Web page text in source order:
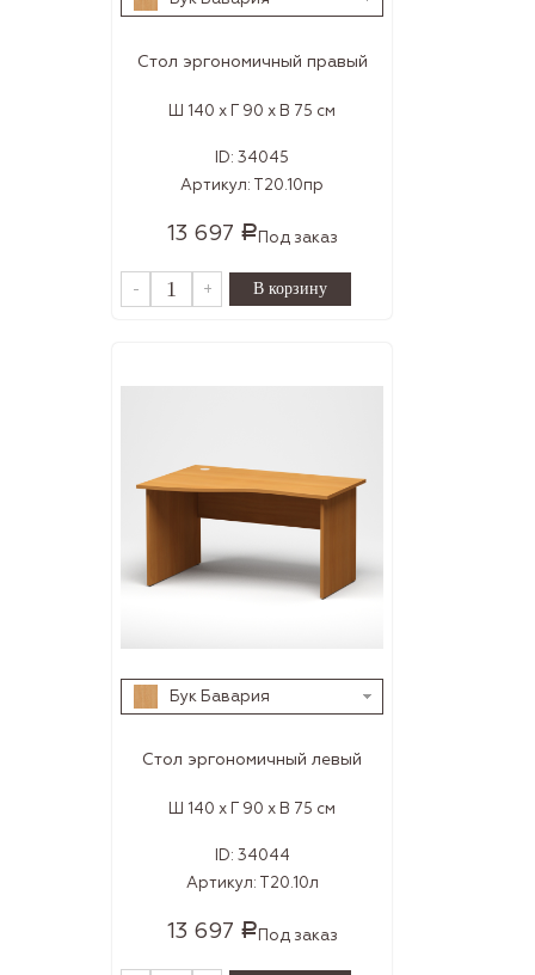
Стол эргономичный правый
Ш 140 x Г 90 x В 75 см
ID: 34045
Артикул: Т20.10пр
13 697 Р Под заказ
- +
Бук Бавария
Стол эргономичный левый
Ш 140 x Г 90 x В 75 см
ID: 34044
Артикул: Т20.10л
13 697 Р Под заказ